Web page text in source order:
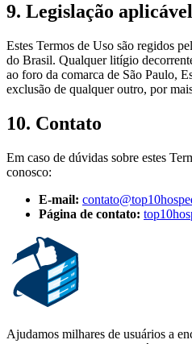
9. Legislação
Estes Termos de Uso são regidos
do Brasil. Qualquer litígio
ao foro da comarca de São Paulo,
exclusão de qualquer outro, por
10. Contato
Em caso de dúvidas sobre estes
conosco:
E-mail:
Página de contato:
Ajudamos milhares de usuários a